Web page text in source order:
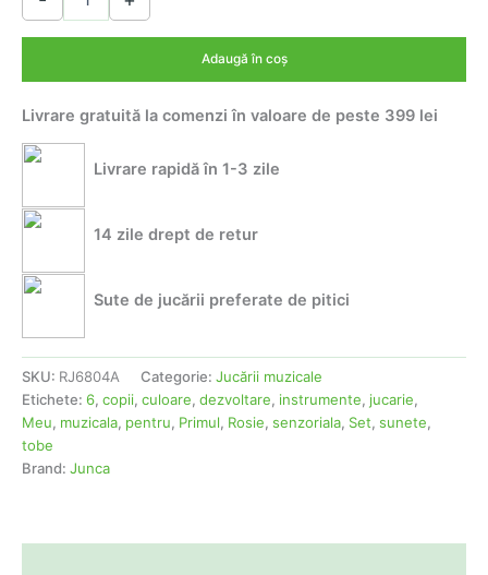
fost:
119,00 lei.
meu
set
de
6
instrumente,
si
dezvoltare
culoare
rosie
Adaugă în coș
Livrare gratuită la comenzi în valoare de peste 399 lei
Livrare rapidă în 1-3 zile
14 zile drept de retur
Sute de jucării preferate de pitici
SKU: RJ6804A Categorie: Jucării muzicale
Etichete: 6, copii, culoare, dezvoltare, instrumente, jucarie,
Meu, muzicala, pentru, Primul, Rosie, senzoriala, Set, sunete,
tobe
Brand: Junca